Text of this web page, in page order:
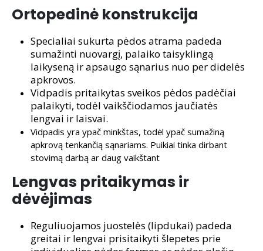
Ortopedinė konstrukcija
Specialiai sukurta pėdos atrama padeda
sumažinti nuovargį, palaiko taisyklingą
laikyseną ir apsaugo sąnarius nuo per didelės
apkrovos.
Vidpadis pritaikytas sveikos pėdos padėčiai
palaikyti, todėl vaikščiodamos jaučiatės
lengvai ir laisvai.
Vidpadis yra ypač minkštas, todėl ypač sumažiną
apkrovą tenkančią sąnariams. Puikiai tinka dirbant
stovimą darbą ar daug vaikštant
Lengvas pritaikymas ir
dėvėjimas
Reguliuojamos juostelės (lipdukai) padeda
greitai ir lengvai prisitaikyti šlepetes prie